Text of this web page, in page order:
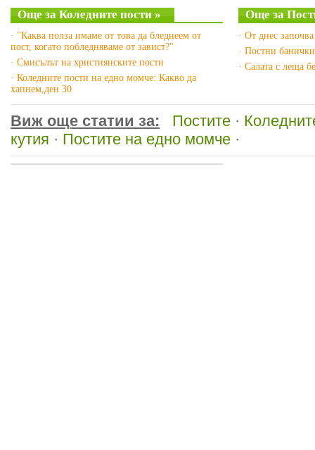
Още за Коледните пости »
· "Каква полза имаме от това да бледнеем от
пост, когато побледняваме от завист?"
· Смисълът на християнските пости
· Коледните пости на едно момче: Какво да
хапнем,ден 30
Още за
· От днес
· Постни
· Салата с леща
Виж още статии за: Постите ·
кутия · Постите на едно момче ·